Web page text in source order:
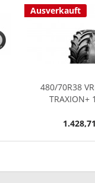
Ausverkauft
480/70R38
TRAXION+